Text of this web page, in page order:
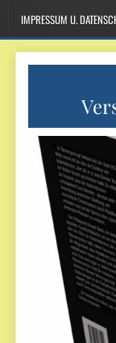
IMPRESSUM U.